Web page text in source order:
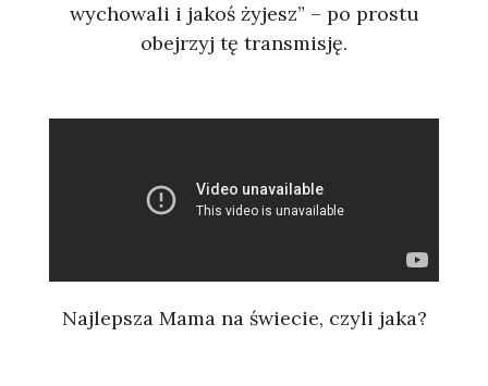
wychowali i jakoś żyjesz” – po prostu
obejrzyj tę transmisję.
Najlepsza Mama na świecie, czyli jaka?